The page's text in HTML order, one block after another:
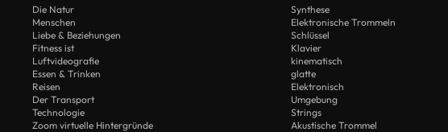
Die Natur
Menschen
Liebe & Beziehungen
Fitness ist
Luftvideografie
Essen & Trinken
Reisen
Der Transport
Technologie
Zoom virtuelle Hintergründe
Synthese
Elektronische Trommeln
Schlüssel
Klavier
kinematisch
glatte
Elektronisch
Umgebung
Strings
Akustische Trommel